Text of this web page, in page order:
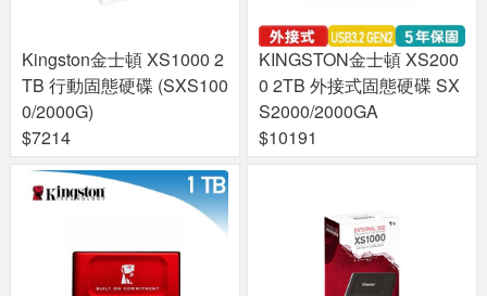
Kingston金士頓 XS1000 2
TB 行動固態硬碟 (SXS100
0/2000G)
$7214
KINGSTON金士頓 XS200
0 2TB 外接式固態硬碟 SX
S2000/2000GA
$10191